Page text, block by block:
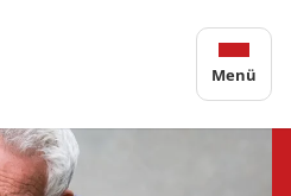
Menü